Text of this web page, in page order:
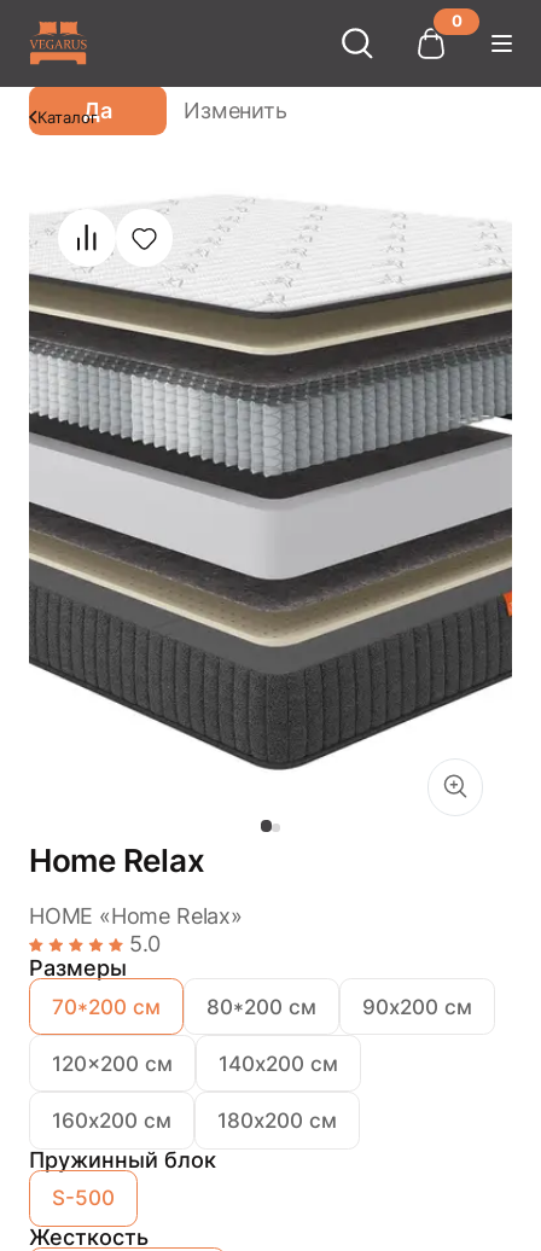
0
Ваш город
Да Изменить
Каталог
Home Relax
HOME «Home Relax»
5.0
Размеры
70*200 см 80*200 см 90х200 см
120x200 см 140х200 см
160х200 см 180х200 см
Пружинный блок
S-500
Жесткость